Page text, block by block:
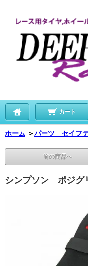
カート
ホーム ＞パーツ セイフ
前の商品へ
シンプソン ポジ